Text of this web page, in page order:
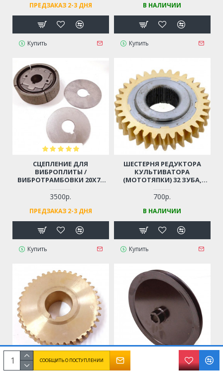
СООБЩИТЬ О ПОСТУПЛЕНИИ
ПРЕДЗАКАЗ 2-3 ДНЯ
Купить
В НАЛИЧИИ
Купить
СЦЕПЛЕНИЕ ДЛЯ
ВИБРОПЛИТЫ /
ВИБРОТРАМБОВКИ 20X79
3500р.
ПРЕДЗАКАЗ 2-3 ДНЯ
Купить
ШЕСТЕРНЯ РЕДУКТОРА
КУЛЬТИВАТОРА
(МОТОТЯПКИ) 32 ЗУБА,
ШЛИЦЫ
700р.
В НАЛИЧИИ
Купить
ШЕСТЕРНЯ РЕДУКТОРА
ШКИВ ДЛЯ